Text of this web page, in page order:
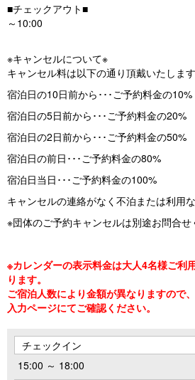
■チェックアウト■
～10:00
※キャンセルについて※
キャンセル料は以下の通り頂戴いたします
宿泊日の10日前から･･･ご予約料金の10%
宿泊日の5日前から･･･ご予約料金の20%
宿泊日の2日前から･･･ご予約料金の50%
宿泊日の前日･･･ご予約料金の80%
宿泊日当日･･･ご予約料金の100%
キャンセルの連絡がなく不泊または利用
※団体のご予約キャンセルは別途お問合せ
※カレンダーの表示料金は大人4名様ご利
ります。
ご宿泊人数により金額が異なりますので
入力ページにてご確認ください。
チェックイン
15:00 ～ 18:00